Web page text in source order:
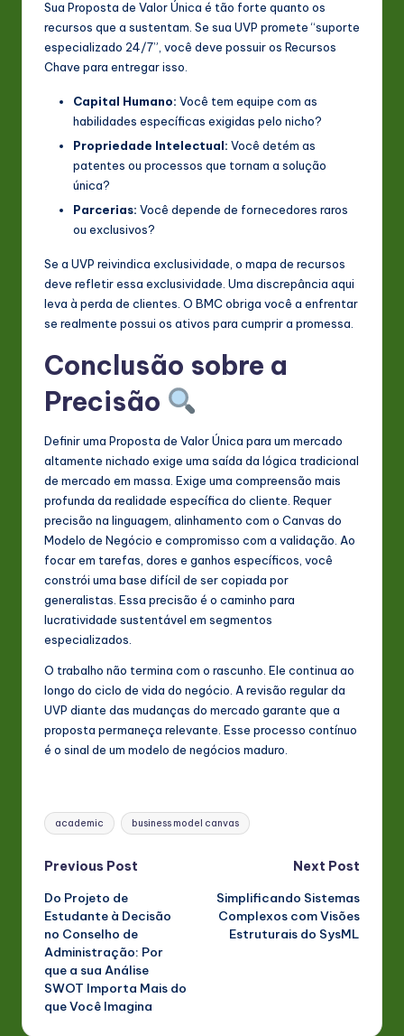
Sua Proposta de Valor Única é tão forte quanto os
recursos que a sustentam. Se sua UVP promete “suporte
especializado 24/7”, você deve possuir os Recursos
Chave para entregar isso.
Capital Humano: Você tem equipe com as
habilidades específicas exigidas pelo nicho?
Propriedade Intelectual: Você detém as
patentes ou processos que tornam a solução
única?
Parcerias: Você depende de fornecedores raros
ou exclusivos?
Se a UVP reivindica exclusividade, o mapa de recursos
deve refletir essa exclusividade. Uma discrepância aqui
leva à perda de clientes. O BMC obriga você a enfrentar
se realmente possui os ativos para cumprir a promessa.
Conclusão sobre a
Precisão
Definir uma Proposta de Valor Única para um mercado
altamente nichado exige uma saída da lógica tradicional
de mercado em massa. Exige uma compreensão mais
profunda da realidade específica do cliente. Requer
precisão na linguagem, alinhamento com o Canvas do
Modelo de Negócio e compromisso com a validação. Ao
focar em tarefas, dores e ganhos específicos, você
constrói uma base difícil de ser copiada por
generalistas. Essa precisão é o caminho para
lucratividade sustentável em segmentos
especializados.
O trabalho não termina com o rascunho. Ele continua ao
longo do ciclo de vida do negócio. A revisão regular da
UVP diante das mudanças do mercado garante que a
proposta permaneça relevante. Esse processo contínuo
é o sinal de um modelo de negócios maduro.
Tags:
academic business model canvas
Post
navigation
Previous Post
Do Projeto de
Estudante à Decisão
no Conselho de
Administração: Por
que a sua Análise
SWOT Importa Mais do
que Você Imagina
Next Post
Simplificando Sistemas
Complexos com Visões
Estruturais do SysML